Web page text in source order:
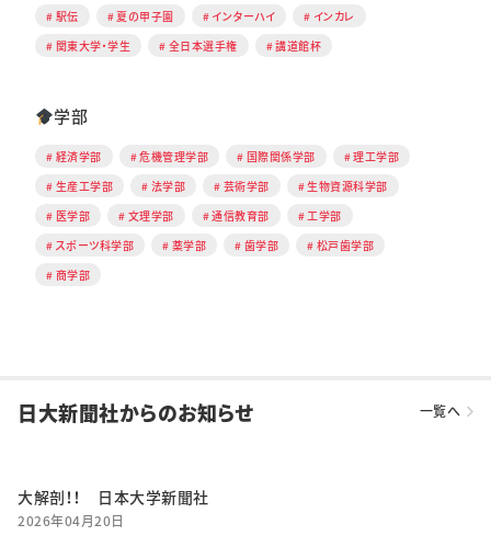
駅伝 夏の甲子園 インターハイ
インカレ
関東大学・学生
全日本選手権 講道館杯
学部
経済学部 危機管理学部 国際関係学部
理工学部
生産工学部
法学部 芸術学部
生物資源科学部
医学部
文理学部 通信教育部
工学部
スポーツ科学部
薬学部 歯学部
松戸歯学部
商学部
日大新聞社からのお知らせ 一覧へ
大解剖！！ 日本大学新聞社
2026年04月20日